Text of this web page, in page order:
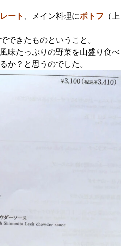
ート 、メイン料理にポトフ （上
できたものということ。
味たっぷりの野菜を山盛り食べ
か？と思うのでした。